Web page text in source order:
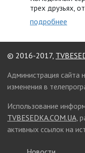
трех друзьях,
подробнее
© 2016-2017,
Администрация сайта
изменения в
Использование
TVBESEDKA.COM.UA,
активных ссылок на